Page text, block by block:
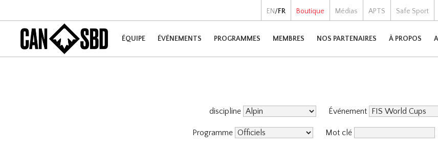
EN/FR Boutique Médias APTS Safe Sport
ÉQUIPE ÉVÉNEMENTS PROGRAMMES MEMBRES NOS PARTENAIRES À PROPOS
discipline Événement
Programme Mot clé